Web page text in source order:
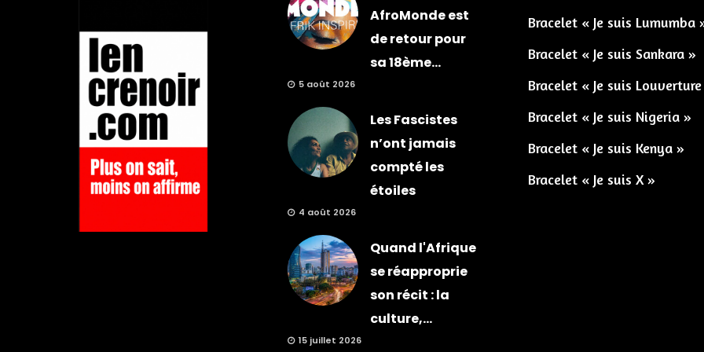
AfroMonde est
de retour pour
sa 18ème...
5 août 2026
Les Fascistes
n’ont jamais
compté les
étoiles
4 août 2026
Quand l'Afrique
se réapproprie
son récit : la
culture,...
15 juillet 2026
Bracelet « Je suis Lumumba
Bracelet « Je suis Sankara »
Bracelet « Je suis
Bracelet « Je suis Nigeria »
Bracelet « Je suis Kenya »
Bracelet « Je suis X »